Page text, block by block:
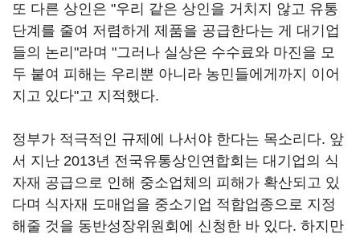
또 다른 상인은 "우리 같은 상인을 거치지 않고 유통
단계를 줄여 저렴하게 제품을 공급한다는 게 대기업
들의 논리"라며 "그러나 실상은 수수료와 마진을 모
두 붙여 피해는 우리뿐 아니라 농민들에게까지 이어
지고 있다"고 지적했다.
정부가 적극적인 규제에 나서야 한다는 목소리다. 앞
서 지난 2013년 전국유통상인연합회는 대기업의 식
자재 공급으로 인해 중소업체의 피해가 확산되고 있
다며 식자재 도매업을 중소기업 적합업종으로 지정
해줄 것을 동반성장위원회에 신청한 바 있다. 하지만